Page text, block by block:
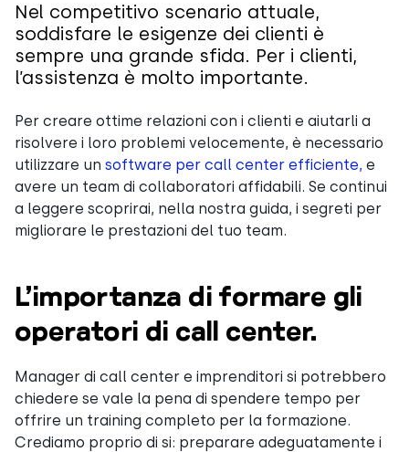
Nel competitivo scenario attuale,
soddisfare le esigenze dei clienti è
sempre una grande sfida. Per i clienti,
l’assistenza è molto importante.
Per creare ottime relazioni con i clienti e aiutarli a
risolvere i loro problemi velocemente, è necessario
utilizzare un software per call center efficiente, e
avere un team di collaboratori affidabili. Se continui
a leggere scoprirai, nella nostra guida, i segreti per
migliorare le prestazioni del tuo team.
L’importanza di formare gli
operatori di call center.
Manager di call center e imprenditori si potrebbero
chiedere se vale la pena di spendere tempo per
offrire un training completo per la formazione.
Crediamo proprio di si: preparare adeguatamente i